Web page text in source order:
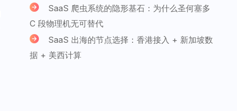
SaaS 爬虫系统的隐形基石：为什么圣何塞多
C 段物理机无可替代
SaaS 出海的节点选择：香港接入 + 新加坡数
据 + 美西计算